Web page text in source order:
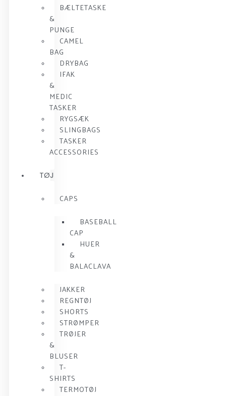
BÆLTETASKE
&
PUNGE
CAMEL
BAG
DRYBAG
IFAK
&
MEDIC
TASKER
RYGSÆK
SLINGBAGS
TASKER
ACCESSORIES
TØJ
CAPS
BASEBALL
CAP
HUER
&
BALACLAVA
JAKKER
REGNTØJ
SHORTS
STRØMPER
TRØJER
&
BLUSER
T-
SHIRTS
TERMOTØJ